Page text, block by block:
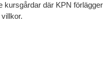
kursgårdar där KPN förlägger